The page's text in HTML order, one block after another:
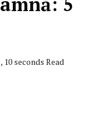
10 seconds Read